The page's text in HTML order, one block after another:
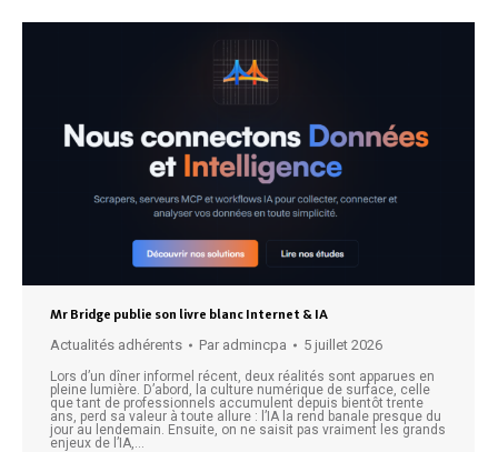
Mr Bridge publie son livre blanc Internet & IA
Actualités adhérents Par admincpa 5 juillet 2026
Lors d’un dîner informel récent, deux réalités sont apparues en
pleine lumière. D’abord, la culture numérique de surface, celle
que tant de professionnels accumulent depuis bientôt trente
ans, perd sa valeur à toute allure : l’IA la rend banale presque du
jour au lendemain. Ensuite, on ne saisit pas vraiment les grands
enjeux de l’IA,…